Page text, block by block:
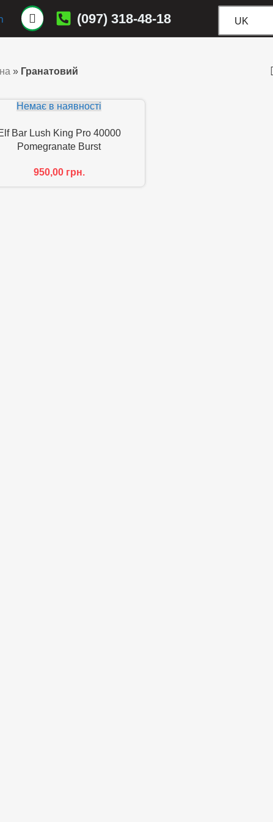
(097) 318-48-18 UK
» Гранатовий
Немає в наявності
Bar Lush King Pro 40000
Pomegranate Burst
950,00 грн.